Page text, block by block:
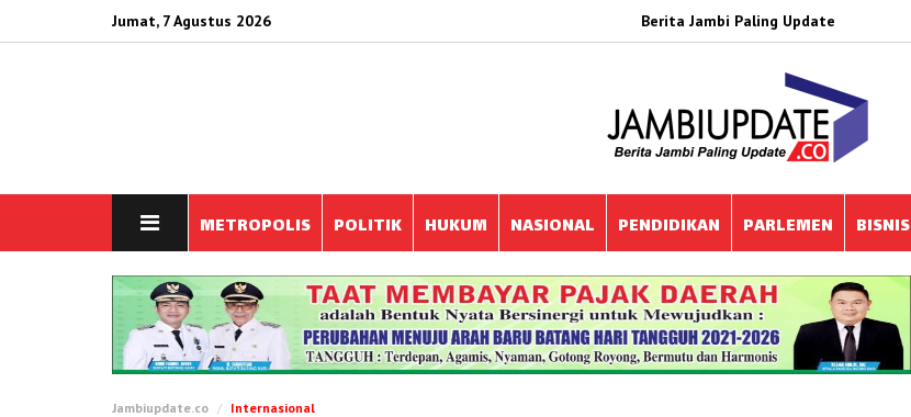
Jumat, 7 Agustus 2026 Berita Jambi Paling Update
METROPOLIS POLITIK HUKUM NASIONAL PENDIDIKAN PARLEMEN BISNIS
Jambiupdate.co Internasional